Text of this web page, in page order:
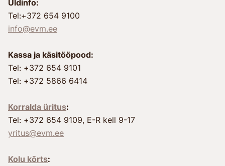
Üldinfo:
Tel:+372 654 9100
info@evm.ee
Kassa ja käsitööpood:
Tel: +372 654 9101
Tel: +372 5866 6414
Korralda üritus:
Tel: +372 654 9109, E-R kell 9-17
yritus@evm.ee
Kolu kõrts: